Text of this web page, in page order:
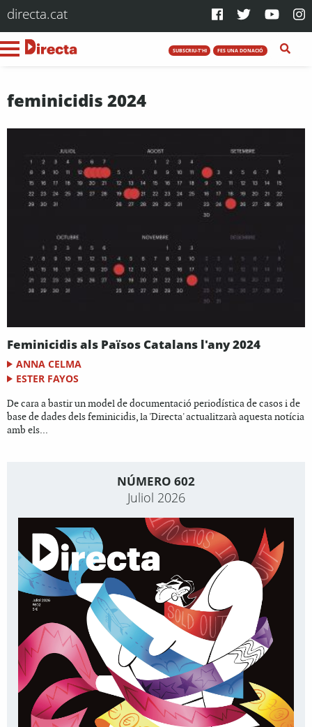
directa.cat
SUBSCRIU-T'HI FES UNA DONACIÓ
feminicidis 2024
Feminicidis als Països Catalans l'any 2024
ANNA CELMA
ESTER FAYOS
De cara a bastir un model de documentació periodística de casos i de
base de dades dels feminicidis, la 'Directa' actualitzarà aquesta notícia
amb els...
NÚMERO 602
Juliol 2026